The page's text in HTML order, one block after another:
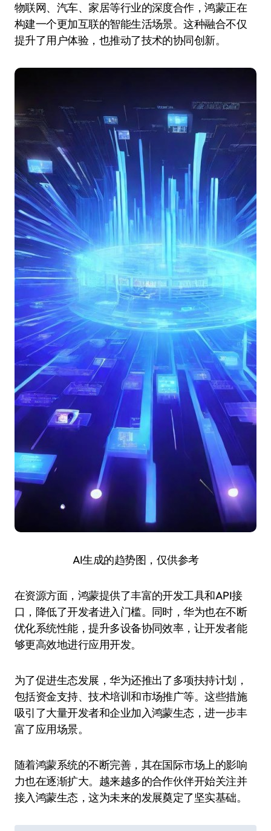
物联网、汽车、家居等行业的深度合作，鸿蒙正在
构建一个更加互联的智能生活场景。这种融合不仅
提升了用户体验，也推动了技术的协同创新。
AI生成的趋势图，仅供参考
在资源方面，鸿蒙提供了丰富的开发工具和API接
口，降低了开发者进入门槛。同时，华为也在不断
优化系统性能，提升多设备协同效率，让开发者能
够更高效地进行应用开发。
为了促进生态发展，华为还推出了多项扶持计划，
包括资金支持、技术培训和市场推广等。这些措施
吸引了大量开发者和企业加入鸿蒙生态，进一步丰
富了应用场景。
随着鸿蒙系统的不断完善，其在国际市场上的影响
力也在逐渐扩大。越来越多的合作伙伴开始关注并
接入鸿蒙生态，这为未来的发展奠定了坚实基础。